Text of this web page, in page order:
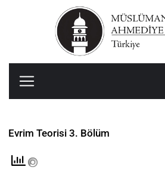
Evrim Teorisi 3. Bölüm